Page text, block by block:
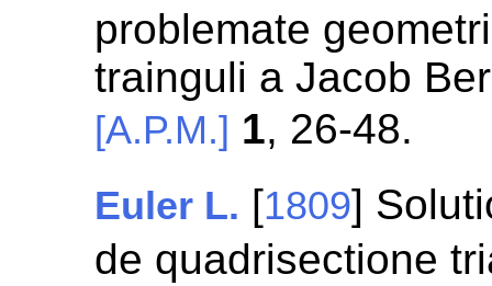
problemate
trainguli a Jacob
[A.P.M.] 1, 26-48.
Euler L. [1809]
de quadrisectione